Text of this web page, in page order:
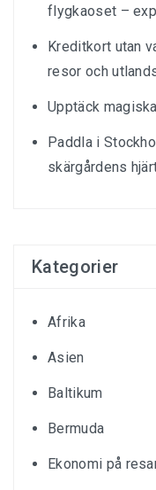
flygkaoset –
Kreditkort utan
resor och
Upptäck
Paddla i
skärgårdens
Kategorier
Afrika
Asien
Baltikum
Bermuda
Ekonomi på